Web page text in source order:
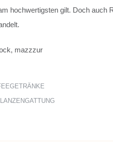
hochwertigsten gilt. Doch auch
mazzzur